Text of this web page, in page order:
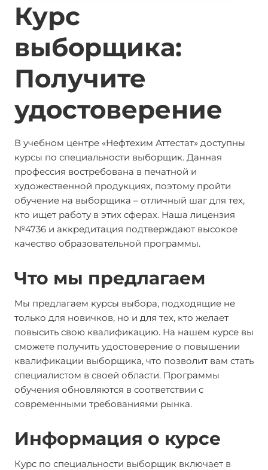
Курс
выборщика:
Получите
удостоверение
В учебном центре «Нефтехим Аттестат» доступны
курсы по специальности выборщик. Данная
профессия востребована в печатной и
художественной продукциях, поэтому пройти
обучение на выборщика – отличный шаг для тех,
кто ищет работу в этих сферах. Наша лицензия
№4736 и аккредитация подтверждают высокое
качество образовательной программы.
Что мы предлагаем
Мы предлагаем курсы выбора, подходящие не
только для новичков, но и для тех, кто желает
повысить свою квалификацию. На нашем курсе вы
сможете получить удостоверение о повышении
квалификации выборщика, что позволит вам стать
специалистом в своей области. Программы
обучения обновляются в соответствии с
современными требованиями рынка.
Информация о курсе
Курс по специальности выборщик включает в